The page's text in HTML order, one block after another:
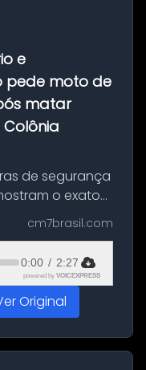
e
pede moto de
matar
de segurança
o exato
suspeito da
anos. O crime
cm7brasil.com
0:00 / 2:27
powered by VOICEXPRESS
Original